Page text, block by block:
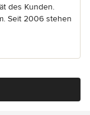
des Kunden.
Seit 2006 stehen